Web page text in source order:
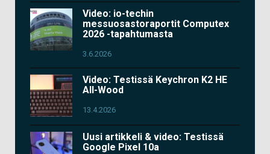
Video: io-techin
messuosastoraportit Computex
2026 -tapahtumasta
3.6.2026
Video: Testissä Keychron K2 HE
All-Wood
13.4.2026
Uusi artikkeli & video: Testissä
Google Pixel 10a